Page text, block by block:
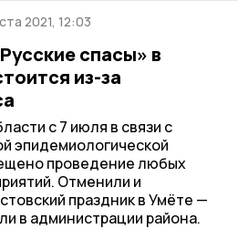
2021, 12:03
спасы» в
из-за
с 7 июля в связи с
эпидемиологической
проведение любых
Отменили и
праздник в Умёте —
в администрации района.